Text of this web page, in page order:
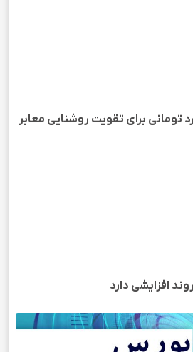
۲.۵میلیارد تومانی برای تقویت روشنایی معابر
افزایشی دارد